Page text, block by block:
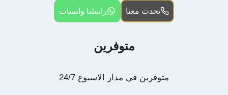
تحدث معنا راسلنا واتساب
متوفرين
متوفرين في مدار الاسبوع 24/7